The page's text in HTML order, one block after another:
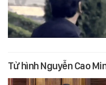
Tử hình Nguyễn Cao